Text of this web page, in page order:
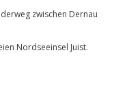
zwischen Dernau
Nordseeinsel Juist.